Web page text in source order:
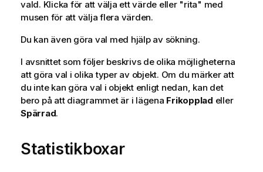
vald. Klicka för att välja ett värde eller "rita" med
musen för att välja flera värden.
Du kan även göra val med hjälp av sökning.
I avsnittet som följer beskrivs de olika möjligheterna
att göra val i olika typer av objekt. Om du märker att
du inte kan göra val i objekt enligt nedan, kan det
bero på att diagrammet är i lägena Frikopplad eller
Spärrad.
Statistikboxar